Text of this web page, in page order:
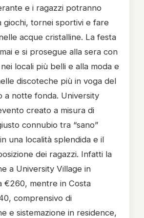
e i ragazzi potranno
giochi, tornei sportivi e fare
acque cristalline. La festa
e si prosegue alla sera con
locali più belli e alla moda e
discoteche più in voga del
a notte fonda. University
creato a misura di
connubio tra “sano”
una località splendida e il
dei ragazzi. Infatti la
a University Village in
€260, mentre in Costa
comprensivo di
e sistemazione in residence,